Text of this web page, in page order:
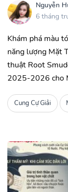
Nguyễn
6 tháng
Khám phá màu
năng lượng Mặt
thuật Root
2025-2026 cho
Cung Cự Giải